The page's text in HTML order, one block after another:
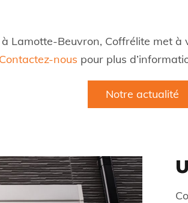
Lamotte-Beuvron, Coffrélite met
Contactez-nous pour plus
Notre actualité